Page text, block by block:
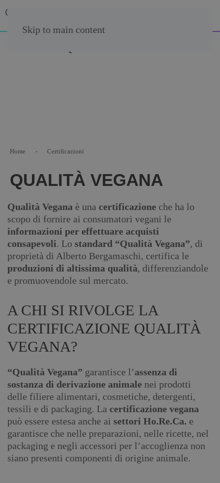
Skip to main content
Home Certificazioni
QUALITÀ VEGANA
Qualità Vegana è una certificazione che ha lo
scopo di fornire ai consumatori vegani le
informazioni per effettuare acquisti
consapevoli. Lo standard “Qualità Vegana”, di
proprietà di Alberto Bergamaschi, certifica le
produzioni di altissima qualità, differenziandole
e promuovendole sul mercato.
A CHI SI RIVOLGE LA
CERTIFICAZIONE QUALITÀ
VEGANA?
“Qualità Vegana” garantisce l’assenza di
sostanza di derivazione animale nei prodotti
delle filiere alimentari, cosmetiche, detergenti,
tessili e di packaging. La certificazione vegana
può essere estesa anche ai settori Ho.Re.Ca. e
garantisce che nelle preparazioni, nelle ricette, nel
packaging e negli accessori per l’accoglienza non
siano presenti componenti di origine animale.